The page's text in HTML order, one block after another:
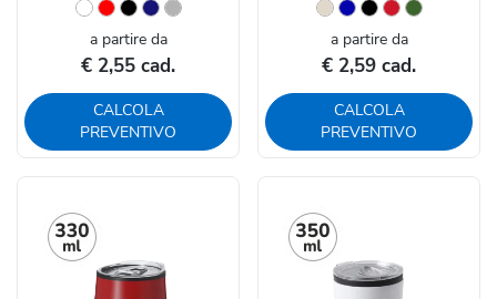
a partire da
€ 2,55 cad.
CALCOLA
PREVENTIVO
a partire da
€ 2,59 cad.
CALCOLA
PREVENTIVO